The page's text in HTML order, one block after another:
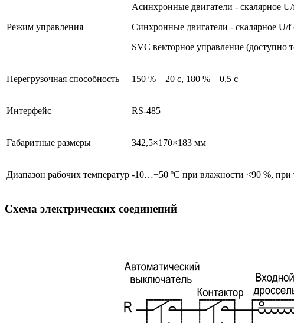
Режим управления
Асинхронные двигатели - скалярное U/
Синхронные двигатели - скалярное U/
SVC векторное управление
Перегрузочная способность 150 % – 20 с, 180 % – 0,5 с
Интерфейс RS-485
Габаритные размеры 342,5×170×183 мм
Диапазон рабочих температур -10…+50 ºС при влажности <90 %, при
Схема электрических соединений